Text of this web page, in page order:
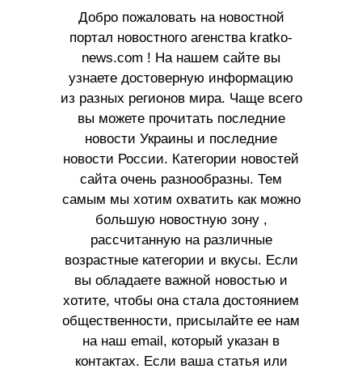
Добро пожаловать на новостной
портал новостного агенства kratko-
news.com ! На нашем сайте вы
узнаете достоверную информацию
из разных регионов мира. Чаще всего
вы можете прочитать последние
новости Украины и последние
новости России. Категории новостей
сайта очень разнообразны. Тем
самым мы хотим охватить как можно
большую новостную зону ,
рассчитанную на различные
возрастные категории и вкусы. Если
вы обладаете важной новостью и
хотите, чтобы она стала достоянием
общественности, присылайте ее нам
на наш email, который указан в
контактах. Если ваша статья или